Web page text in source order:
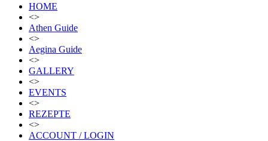
HOME
<>
Athen Guide
<>
Aegina Guide
<>
GALLERY
<>
EVENTS
<>
REZEPTE
<>
ACCOUNT / LOGIN